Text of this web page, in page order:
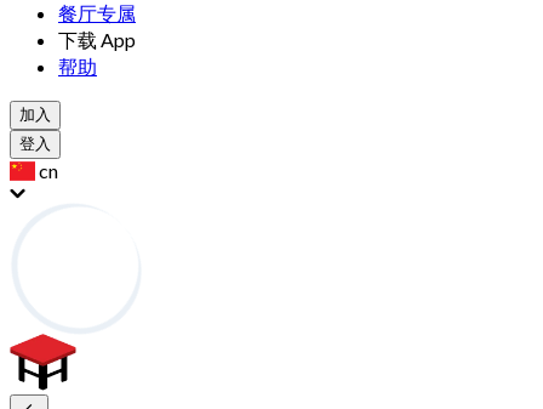
餐厅专属
下载 App
帮助
加入
登入
cn